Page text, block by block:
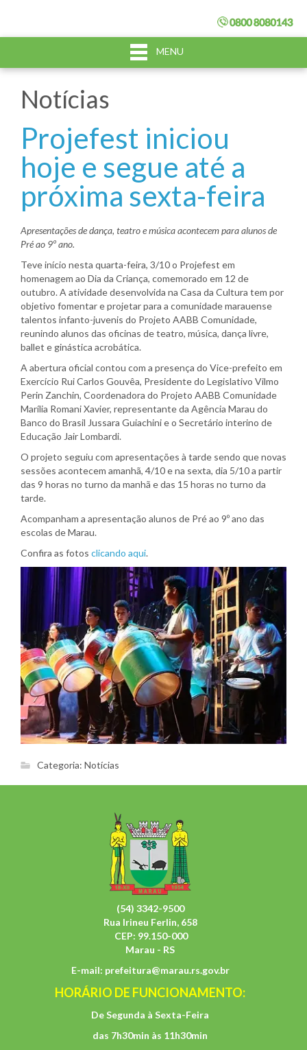
MENU
Notícias
Projefest iniciou
hoje e segue até a
próxima sexta-feira
Apresentações de dança, teatro e música acontecem para alunos de
Pré ao 9º ano.
Teve início nesta quarta-feira, 3/10 o Projefest em
homenagem ao Dia da Criança, comemorado em 12 de
outubro. A atividade desenvolvida na Casa da Cultura tem por
objetivo fomentar e projetar para a comunidade marauense
talentos infanto-juvenis do Projeto AABB Comunidade,
reunindo alunos das oficinas de teatro, música, dança livre,
ballet e ginástica acrobática.
A abertura oficial contou com a presença do Vice-prefeito em
Exercício Rui Carlos Gouvêa, Presidente do Legislativo Vilmo
Perin Zanchin, Coordenadora do Projeto AABB Comunidade
Marília Romani Xavier, representante da Agência Marau do
Banco do Brasil Jussara Guiachini e o Secretário interino de
Educação Jair Lombardi.
O projeto seguiu com apresentações à tarde sendo que novas
sessões acontecem amanhã, 4/10 e na sexta, dia 5/10 a partir
das 9 horas no turno da manhã e das 15 horas no turno da
tarde.
Acompanham a apresentação alunos de Pré ao 9º ano das
escolas de Marau.
Confira as fotos clicando aqui.
Categoria: Notícias
(54) 3342-9500
Rua Irineu Ferlin, 658
CEP: 99.150-000
Marau - RS
E-mail: prefeitura@marau.rs.gov.br
HORÁRIO DE FUNCIONAMENTO:
De Segunda à Sexta-Feira
das 7h30min às 11h30min